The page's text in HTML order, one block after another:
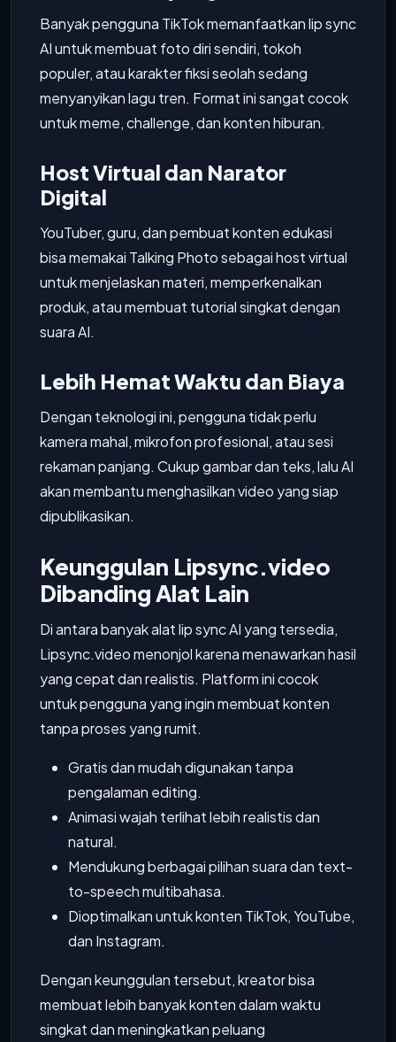
Banyak pengguna TikTok memanfaatkan lip sync
AI untuk membuat foto diri sendiri, tokoh
populer, atau karakter fiksi seolah sedang
menyanyikan lagu tren. Format ini sangat cocok
untuk meme, challenge, dan konten hiburan.
Host Virtual dan Narator
Digital
YouTuber, guru, dan pembuat konten edukasi
bisa memakai Talking Photo sebagai host virtual
untuk menjelaskan materi, memperkenalkan
produk, atau membuat tutorial singkat dengan
suara AI.
Lebih Hemat Waktu dan Biaya
Dengan teknologi ini, pengguna tidak perlu
kamera mahal, mikrofon profesional, atau sesi
rekaman panjang. Cukup gambar dan teks, lalu AI
akan membantu menghasilkan video yang siap
dipublikasikan.
Keunggulan Lipsync.video
Dibanding Alat Lain
Di antara banyak alat lip sync AI yang tersedia,
Lipsync.video menonjol karena menawarkan hasil
yang cepat dan realistis. Platform ini cocok
untuk pengguna yang ingin membuat konten
tanpa proses yang rumit.
Gratis dan mudah digunakan tanpa
pengalaman editing.
Animasi wajah terlihat lebih realistis dan
natural.
Mendukung berbagai pilihan suara dan text-
to-speech multibahasa.
Dioptimalkan untuk konten TikTok, YouTube,
dan Instagram.
Dengan keunggulan tersebut, kreator bisa
membuat lebih banyak konten dalam waktu
singkat dan meningkatkan peluang